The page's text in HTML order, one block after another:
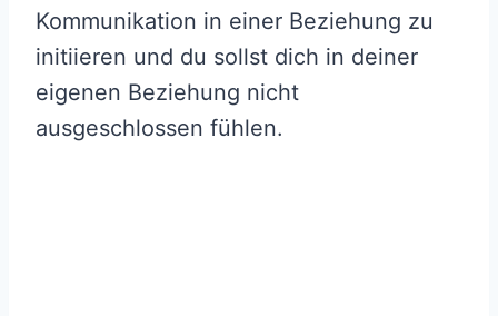
Kommunikation in einer Beziehung zu
initiieren und du sollst dich in deiner
eigenen Beziehung nicht
ausgeschlossen fühlen.